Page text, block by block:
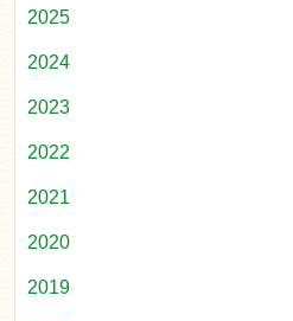
2025
2024
2023
2022
2021
2020
2019